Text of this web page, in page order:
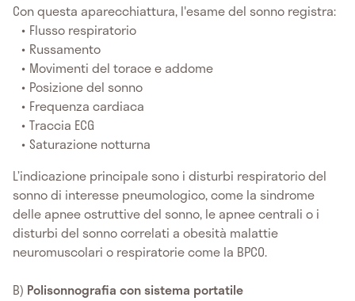
Con questa aparecchiattura, l'esame del sonno registra:
Flusso respiratorio
Russamento
Movimenti del torace e addome
Posizione del sonno
Frequenza cardiaca
Traccia ECG
Saturazione notturna
L’indicazione principale sono i disturbi respiratorio del
sonno di interesse pneumologico, come la sindrome
delle apnee ostruttive del sonno, le apnee centrali o i
disturbi del sonno correlati a obesità malattie
neuromuscolari o respiratorie come la BPCO.
B) Polisonnografia con sistema portatile